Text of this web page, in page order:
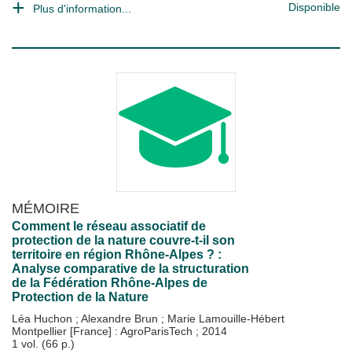
Plus d'information... Disponible
MÉMOIRE
Comment le réseau associatif de
protection de la nature couvre-t-il son
territoire en région Rhône-Alpes ? :
Analyse comparative de la structuration
de la Fédération Rhône-Alpes de
Protection de la Nature
Léa Huchon ; Alexandre Brun ; Marie Lamouille-Hébert
Montpellier [France] : AgroParisTech ; 2014
1 vol. (66 p.)